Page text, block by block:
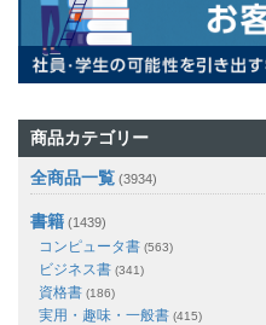
商品カテゴリー
全商品一覧 (3934)
書籍 (1439)
コンピュータ書 (563)
ビジネス書 (341)
資格書 (186)
実用・趣味・一般書 (415)